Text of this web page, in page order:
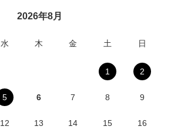
2026年8月
水 木 金 土 日
1 2
5 6 7 8 9
12 13 14 15 16